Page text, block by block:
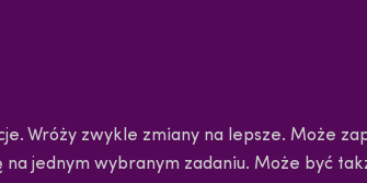
Wróży zwykle zmiany na lepsze. Może
jednym wybranym zadaniu. Może być